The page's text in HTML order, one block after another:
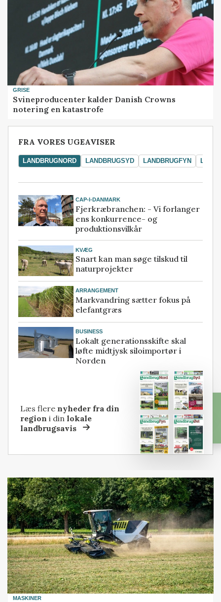
GRISE
Svineproducenter kalder Danish Crowns
notering en katastrofe
FRA VORES UGEAVISER
LANDBRUGNORD LANDBRUGSYD LANDBRUGFYN
CAP-I-DANMARK
Fjerkræbranchen: - Vi forlanger
ens konkurrence- og
produktionsvilkår
KVÆG
Snart kan man søge tilskud til
naturprojekter
ARRANGEMENT
Markvandring sætter fokus på
elefantgræs
BUSINESS
Lokalt generationsskifte skal
løfte midtjysk siloimportør i
Norden
Læs flere nyheder fra din
region i dinlokale
landbrugsavis
MASKINER